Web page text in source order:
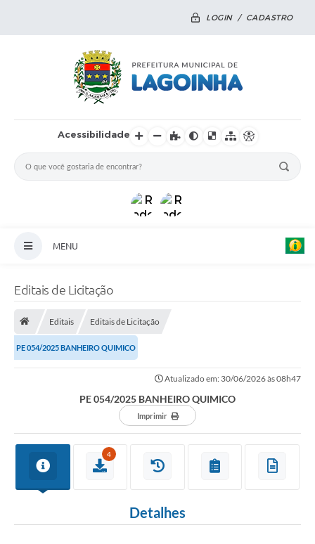
LOGIN / CADASTRO
Acessibilidade
MENU
Secretarias
Contato
Formulário elaboração LDO
FISCAL
Editais de Licitação
Editais Editais de Licitação
PE 054/2025 BANHEIRO QUIMICO
Atualizado em: 30/06/2026 às 08h47
PE 054/2025 BANHEIRO QUIMICO
Imprimir
4
Detalhes